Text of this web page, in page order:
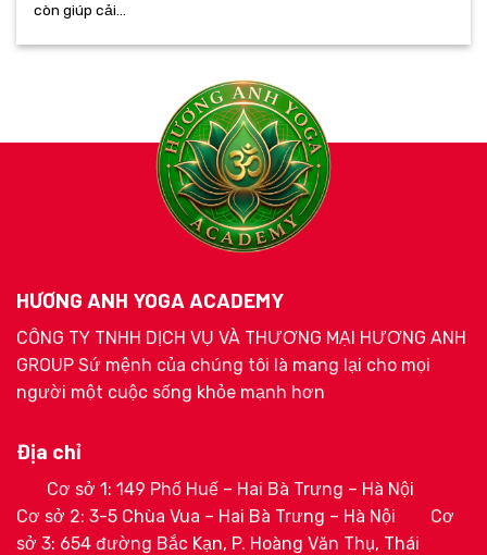
còn giúp cải...
HƯƠNG ANH YOGA ACADEMY
CÔNG TY TNHH DỊCH VỤ VÀ THƯƠNG MẠI HƯƠNG ANH
GROUP Sứ mệnh của chúng tôi là mang lại cho mọi
người một cuộc sống khỏe mạnh hơn
Địa chỉ
Cơ sở 1: 149 Phố Huế – Hai Bà Trưng – Hà Nội
Cơ sở 2: 3-5 Chùa Vua – Hai Bà Trưng – Hà Nội
Cơ
sở 3: 654 đường Bắc Kạn, P. Hoàng Văn Thụ, Thái